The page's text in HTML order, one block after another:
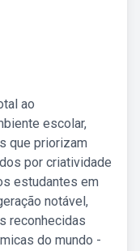
ao
escolar,
que priorizam
por criatividade
estudantes em
notável,
reconhecidas
do mundo -